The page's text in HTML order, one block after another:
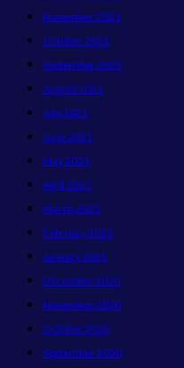
November 2021
October 2021
September 2021
August 2021
July 2021
June 2021
May 2021
April 2021
March 2021
February 2021
January 2021
December 2020
November 2020
October 2020
September 2020